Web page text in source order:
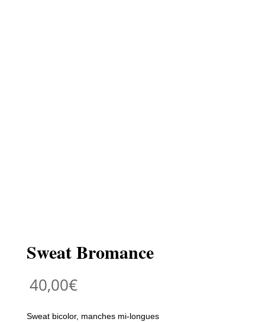
Sweat Bromance
40,00€
Sweat bicolor, manches mi-longues